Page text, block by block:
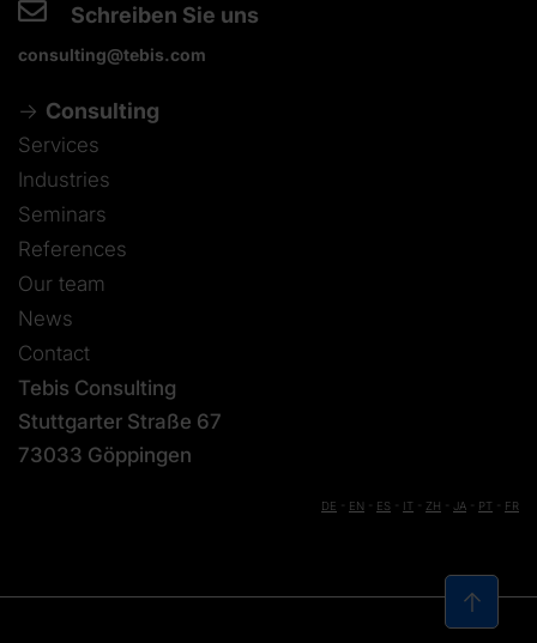
Schreiben Sie uns
consulting@tebis.com
Consulting
Services
Industries
Seminars
References
Our team
News
Contact
Tebis Consulting
Stuttgarter Straße 67
73033 Göppingen
DE EN ES IT ZH JA PT FR